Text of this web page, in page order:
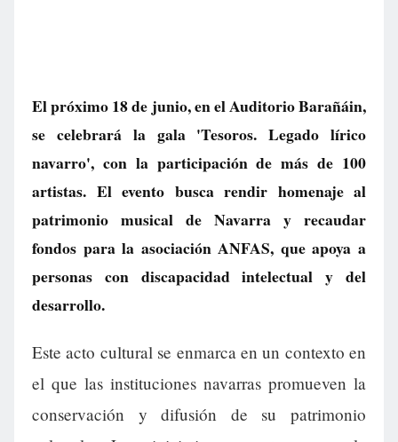
El próximo 18 de junio, en el Auditorio Barañáin,
se celebrará la gala 'Tesoros. Legado lírico
navarro', con la participación de más de 100
artistas. El evento busca rendir homenaje al
patrimonio musical de Navarra y recaudar
fondos para la asociación ANFAS, que apoya a
personas con discapacidad intelectual y del
desarrollo.
Este acto cultural se enmarca en un contexto en
el que las instituciones navarras promueven la
conservación y difusión de su patrimonio